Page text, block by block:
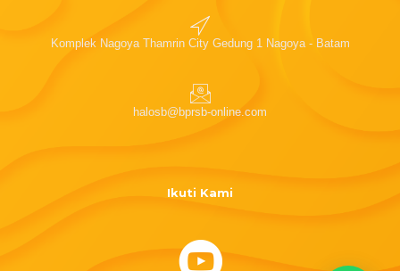
Komplek Nagoya Thamrin City Gedung 1 Nagoya - Batam
halosb@bprsb-online.com
Ikuti Kami